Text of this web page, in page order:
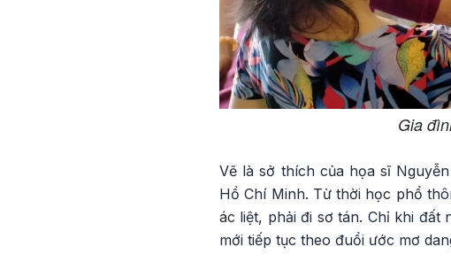
Gia
Vẽ là sở thích của họa sĩ
Hồ Chí Minh. Từ thời học phổ
ác liệt, phải đi sơ tán. Chỉ khi đất
mới tiếp tục theo đuổi ước mơ